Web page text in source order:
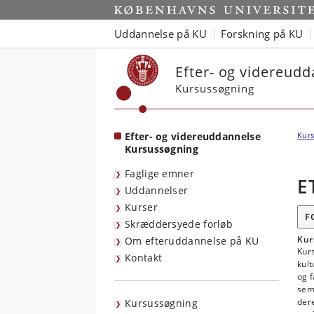
Start
Uddannelse på KU Forskning på KU
Efter- og
Kursussøgning
Efter- og videreuddannelse
Kursussøgning
Faglige emner
Uddannelser
Kurser
Skræddersyede forløb
Om efteruddannelse på KU
Kontakt
Kursussøgning
og